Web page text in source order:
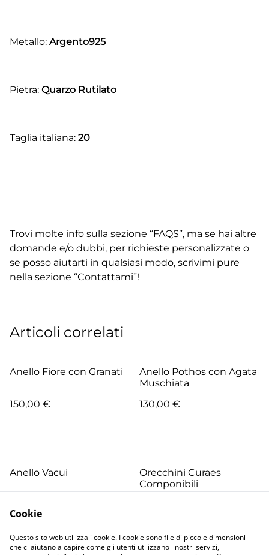
Metallo: Argento925
Pietra: Quarzo Rutilato
Taglia italiana: 20
Trovi molte info sulla sezione “FAQS”, ma se hai altre
domande e/o dubbi, per richieste personalizzate o
se posso aiutarti in qualsiasi modo, scrivimi pure
nella sezione “Contattami”!
Articoli correlati
Anello Fiore con Granati
150,00 €
Anello Pothos con Agata
Muschiata
130,00 €
Anello Vacui
Orecchini Curaes
Componibili
Cookie
Questo sito web utilizza i cookie. I cookie sono file di piccole dimensioni
che ci aiutano a capire come gli utenti utilizzano i nostri servizi,